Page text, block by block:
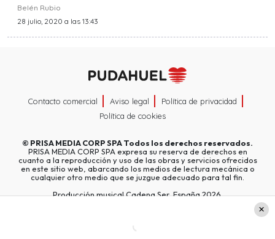
Belén Rubio
28 julio, 2020 a las 13:43
Contacto comercial Aviso legal
Política de privacidad
Política de cookies
© PRISA MEDIA CORP SPATodos los derechos reservados.
PRISA MEDIA CORP SPA expresa su reserva de derechos en
cuanto a la reproducción y uso de las obras y servicios ofrecidos
en este sitio web, abarcando los medios de lectura mecánica o
cualquier otro medio que se juzgue adecuado para tal fin.
Producción musical Cadena Ser, España 2026.